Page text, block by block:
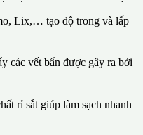
Lix,… tạo độ trong và lấp
các vết bẩn được gây ra bởi
rỉ sắt giúp làm sạch nhanh